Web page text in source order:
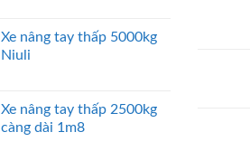
Xe nâng tay thấp 5000kg
Niuli
Xe nâng tay thấp 2500kg
càng dài 1m8